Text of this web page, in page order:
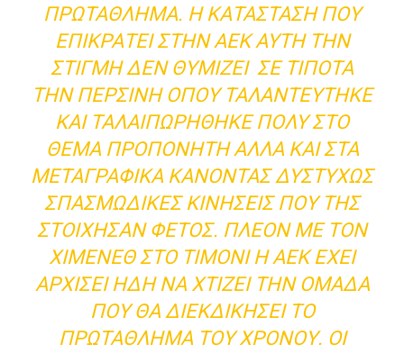
ΠΡΩΤΆΘΛΗΜΑ. Η ΚΑΤΆΣΤΑΣΗ ΠΟΥ
ΕΠΙΚΡΑΤΕΊ ΣΤΗΝ ΑΕΚ ΑΎΤΗ ΤΗΝ
ΣΤΙΓΜΉ ΔΕΝ ΘΥΜΊΖΕΙ ΣΕ ΤΊΠΟΤΑ
ΤΗΝ ΠΕΡΣΙΝΉ ΌΠΟΥ ΤΑΛΑΝΤΕΎΤΗΚΕ
ΚΑΙ ΤΑΛΑΙΠΩΡΉΘΗΚΕ ΠΟΛΎ ΣΤΟ
ΘΈΜΑ ΠΡΟΠΟΝΗΤΉ ΑΛΛΆ ΚΑΙ ΣΤΑ
ΜΕΤΑΓΡΑΦΙΚΆ ΚΆΝΟΝΤΑΣ ΔΥΣΤΥΧΏΣ
ΣΠΑΣΜΩΔΙΚΈΣ ΚΙΝΉΣΕΙΣ ΠΟΥ ΤΗΣ
ΣΤΟΊΧΗΣΑΝ ΦΈΤΟΣ. ΠΛΈΟΝ ΜΕ ΤΟΝ
ΧΙΜΈΝΕΘ ΣΤΟ ΤΙΜΌΝΙ Η ΑΕΚ ΈΧΕΙ
ΑΡΧΊΣΕΙ ΉΔΗ ΝΑ ΧΤΊΖΕΙ ΤΗΝ ΟΜΆΔΑ
ΠΟΥ ΘΑ ΔΙΕΚΔΙΚΉΣΕΙ ΤΟ
ΠΡΩΤΆΘΛΗΜΑ ΤΟΥ ΧΡΌΝΟΥ. ΟΙ